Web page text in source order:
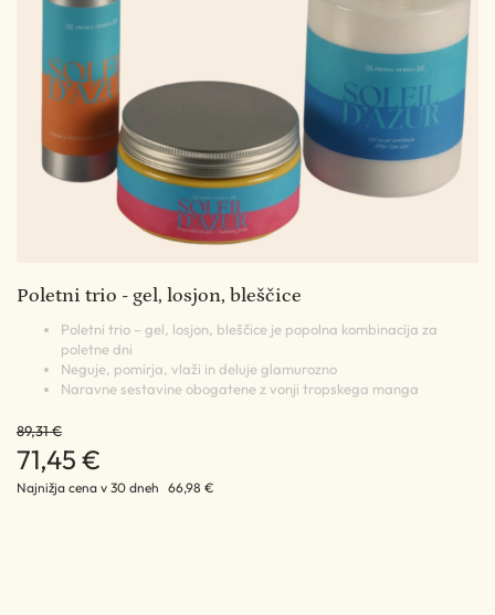
Poletni trio - gel, losjon, bleščice
Poletni trio – gel, losjon, bleščice je popolna kombinacija za
poletne dni
Neguje, pomirja, vlaži in deluje glamurozno
Naravne sestavine obogatene z vonji tropskega manga
89,31 €
71,45 €
Najnižja cena v 30 dneh 66,98 €